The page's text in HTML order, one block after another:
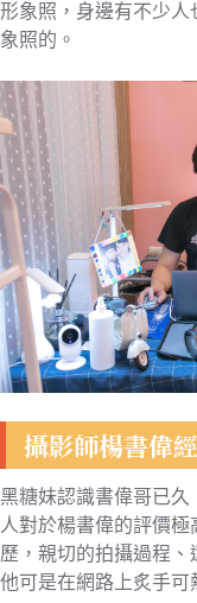
形象照，身邊有不少人
象照的。
攝影師楊書偉
黑糖妹認識書偉哥已
人對於楊書偉的評價
歷，親切的拍攝過程
他可是在網路上炙手可